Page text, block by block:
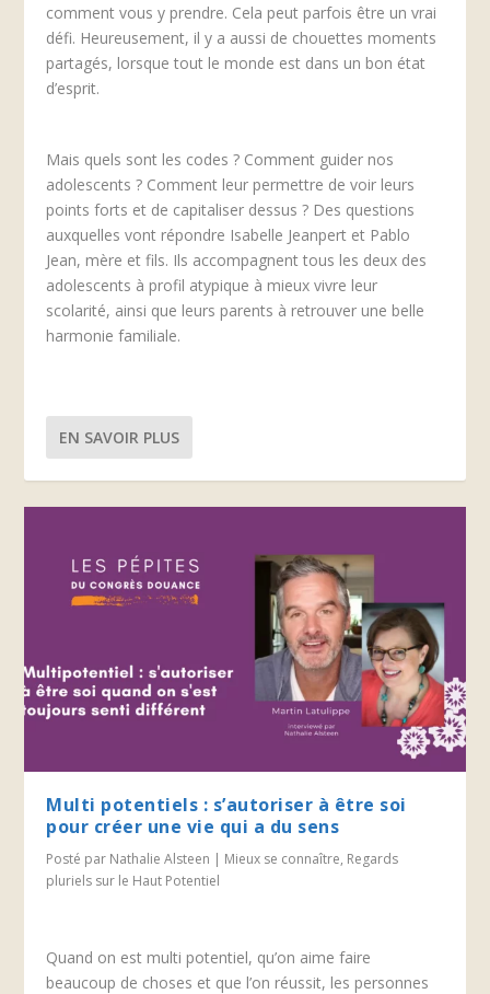
comment vous y prendre. Cela peut parfois être un vrai
défi. Heureusement, il y a aussi de chouettes moments
partagés, lorsque tout le monde est dans un bon état
d’esprit.
Mais quels sont les codes ? Comment guider nos
adolescents ? Comment leur permettre de voir leurs
points forts et de capitaliser dessus ? Des questions
auxquelles vont répondre Isabelle Jeanpert et Pablo
Jean, mère et fils. Ils accompagnent tous les deux des
adolescents à profil atypique à mieux vivre leur
scolarité, ainsi que leurs parents à retrouver une belle
harmonie familiale.
EN SAVOIR PLUS
Multi potentiels : s’autoriser à être soi
pour créer une vie qui a du sens
Posté par Nathalie Alsteen | Mieux se connaître, Regards
pluriels sur le Haut Potentiel
Quand on est multi potentiel, qu’on aime faire
beaucoup de choses et que l’on réussit, les personnes